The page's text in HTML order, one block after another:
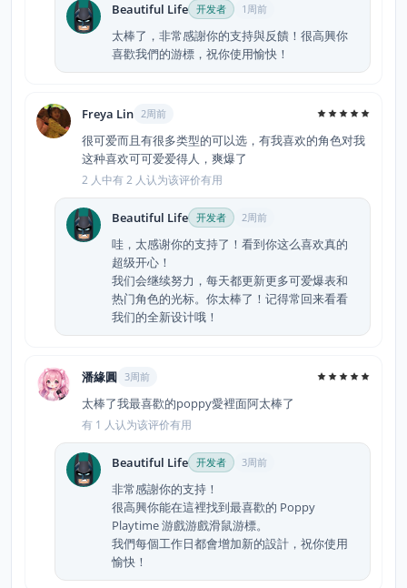
Beautiful Life 开发者 1周前
太棒了，非常感謝你的支持與反饋！很高興你
喜歡我們的游標，祝你使用愉快！
Freya Lin 2周前
很可爱而且有很多类型的可以选，有我喜欢的角色对我
这种喜欢可可爱爱得人，爽爆了
2 人中有 2 人认为该评价有用
Beautiful Life 开发者 2周前
哇，太感谢你的支持了！看到你这么喜欢真的
超级开心！
我们会继续努力，每天都更新更多可爱爆表和
热门角色的光标。你太棒了！记得常回来看看
我们的全新设计哦！
潘緣圓 3周前
太棒了我最喜歡的poppy愛裡面阿太棒了
有 1 人认为该评价有用
Beautiful Life 开发者 3周前
非常感謝你的支持！
很高興你能在這裡找到最喜歡的 Poppy
Playtime 游戲游戲滑鼠游標。
我們每個工作日都會增加新的設計，祝你使用
愉快！